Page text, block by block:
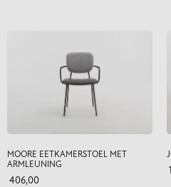
MOORE EETKAMERSTOEL MET
ARMLEUNING
406,00